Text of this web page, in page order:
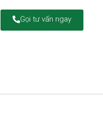
Gọi tư vấn ngay